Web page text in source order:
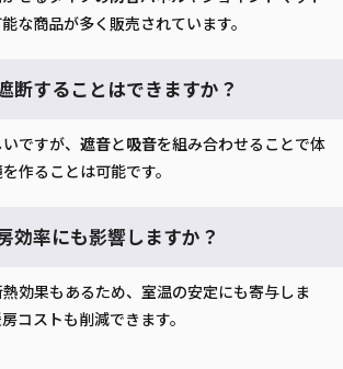
な商品が多く販売されています。
断することはできますか？
ですが、 遮音と吸音を組み合わせることで体
作ることは可能です。
効率にも影響しますか？
効果もあるため、室温の安定にも寄与しま
コストも削減できます。